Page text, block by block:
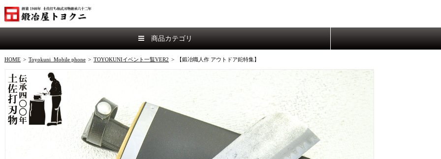
商品カテゴリ
HOME > Toyokuni_Mobile phone > TOYOKUNIイベント一覧VER2 > 【鍛冶職人作 アウトドア鉈特集】